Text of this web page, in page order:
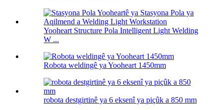
Yooheart Structure Pola Intelligent Light Welding
W ...
Robota weldingê ya Yooheart 1450mm
robota destgirtinê ya 6 eksenî ya piçûk a 850 mm